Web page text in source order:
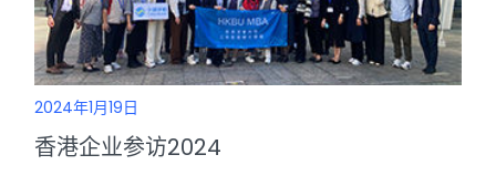
2024年1月19日
香港企业参访2024